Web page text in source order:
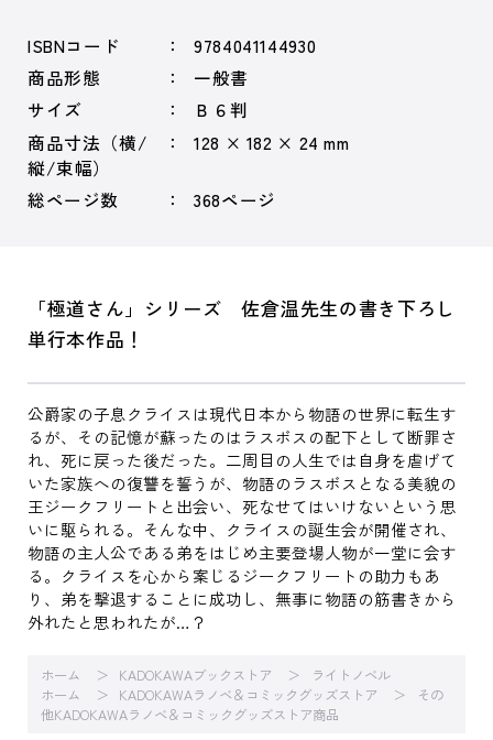
ISBNコード
9784041144930
商品形態
一般書
サイズ
Ｂ６判
商品寸法（横/
縦/束幅）
128 × 182 × 24 mm
総ページ数 368ページ
「極道さん」シリーズ 佐倉温先生の書き下ろし
単行本作品！
公爵家の子息クライスは現代日本から物語の世界に転生す
るが、その記憶が蘇ったのはラスボスの配下として断罪さ
れ、死に戻った後だった。二周目の人生では自身を虐げて
いた家族への復讐を誓うが、物語のラスボスとなる美貌の
王ジークフリートと出会い、死なせてはいけないという思
いに駆られる。そんな中、クライスの誕生会が開催され、
物語の主人公である弟をはじめ主要登場人物が一堂に会す
る。クライスを心から案じるジークフリートの助力もあ
り、弟を撃退することに成功し、無事に物語の筋書きから
外れたと思われたが…？
ホーム KADOKAWAブックストア
ライトノベル
ホーム
KADOKAWAラノベ＆コミックグッズストア
その
他KADOKAWAラノベ＆コミックグッズストア商品